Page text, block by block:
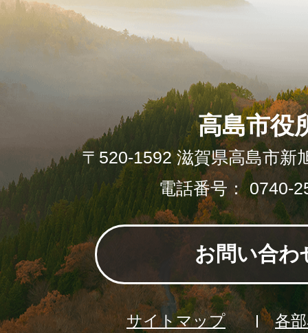
高島市役
〒520-1592 滋賀県高島市新
電話番号： 0740-
お問い合わ
サイトマップ
各